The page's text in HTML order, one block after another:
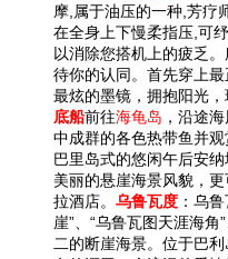
摩,属于油压的一种,芳疗
在全身上下慢柔指压,可
以消除您搭机上的疲乏
待你的认同。首先穿上
最炫的墨镜，拥抱阳光
底船前往海龟岛 ，沿途
中成群的各色热带鱼并
巴里岛式的悠闲午后安
美丽的悬崖海景风貌，
拉酒店。 乌鲁瓦度 ：乌
崖”、“乌鲁瓦图天涯海角
二的断崖海景。位于巴